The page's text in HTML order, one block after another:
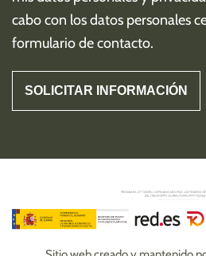
cabo con los datos personales
formulario de contacto.